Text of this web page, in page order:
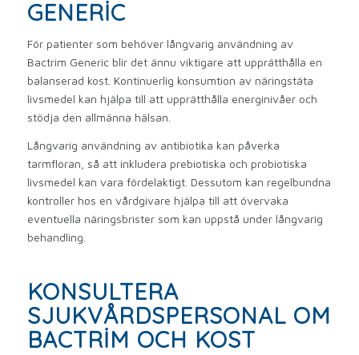
GENERIC
För patienter som behöver långvarig användning av
Bactrim Generic blir det ännu viktigare att upprätthålla en
balanserad kost. Kontinuerlig konsumtion av näringstäta
livsmedel kan hjälpa till att upprätthålla energinivåer och
stödja den allmänna hälsan.
Långvarig användning av antibiotika kan påverka
tarmfloran, så att inkludera prebiotiska och probiotiska
livsmedel kan vara fördelaktigt. Dessutom kan regelbundna
kontroller hos en vårdgivare hjälpa till att övervaka
eventuella näringsbrister som kan uppstå under långvarig
behandling.
KONSULTERA
SJUKVÅRDSPERSONAL OM
BACTRIM OCH KOST